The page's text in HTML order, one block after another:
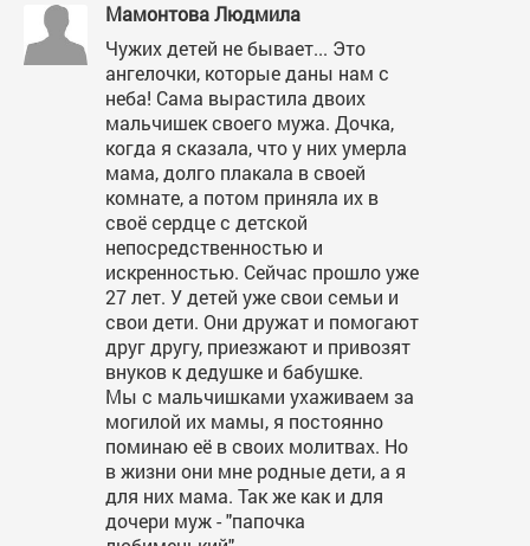
Мамонтова Людмила
Чужих детей не бывает... Это
ангелочки, которые даны нам с
неба! Сама вырастила двоих
мальчишек своего мужа. Дочка,
когда я сказала, что у них умерла
мама, долго плакала в своей
комнате, а потом приняла их в
своё сердце с детской
непосредственностью и
искренностью. Сейчас прошло уже
27 лет. У детей уже свои семьи и
свои дети. Они дружат и помогают
друг другу, приезжают и привозят
внуков к дедушке и бабушке.
Мы с мальчишками ухаживаем за
могилой их мамы, я постоянно
поминаю её в своих молитвах. Но
в жизни они мне родные дети, а я
для них мама. Так же как и для
дочери муж - "папочка